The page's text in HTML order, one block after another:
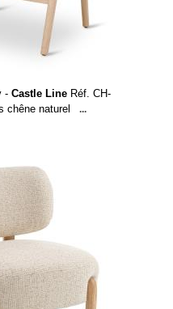
- Castle LineRéf. CH-
chêne naturel
...